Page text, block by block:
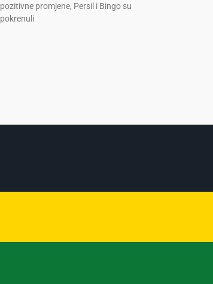
pozitivne promjene, Persil i Bingo su
pokrenuli